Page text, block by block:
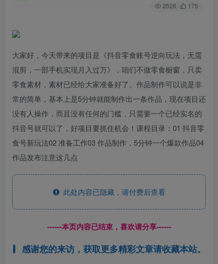
2526 175
大家好，今天带来的项目是《抖音零食账号逆向玩法，无需
混剪，一部手机实现月入过万》，咱们不做零食橱窗，只卖
零食素材，素材已经给大家准备好了。作品制作可以说是非
常的简单，基本上是5分钟就能制作出一条作品，现在项目还
没有人操作，而且没有任何的门槛，只需要一个已经实名的
抖音号就可以了，好项目要抓住机会！课程目录：01 抖音零
食号新玩法02 准备工作03 作品制作，5分钟一个爆款作品04
作品发布注意这几点
此处内容已隐藏，请付费后查看
------本页内容已结束，喜欢请分享------
感谢您的来访，获取更多精彩文章请收藏本站。